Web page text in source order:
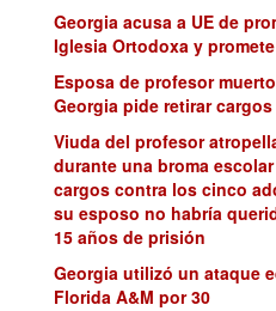
Georgia acusa a UE de
Iglesia Ortodoxa y
Esposa de profesor
Georgia pide retirar
Viuda del profesor
durante una broma
cargos contra los cinco
su esposo no habría
15 años de prisión
Georgia utilizó un ataque
Florida A&M por 30